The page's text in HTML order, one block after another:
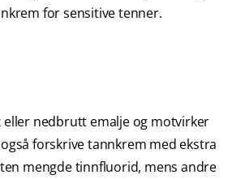
for sensitive tenner.
nedbrutt emalje og motvirker
forskrive tannkrem med ekstra
mengde tinnfluorid, mens andre